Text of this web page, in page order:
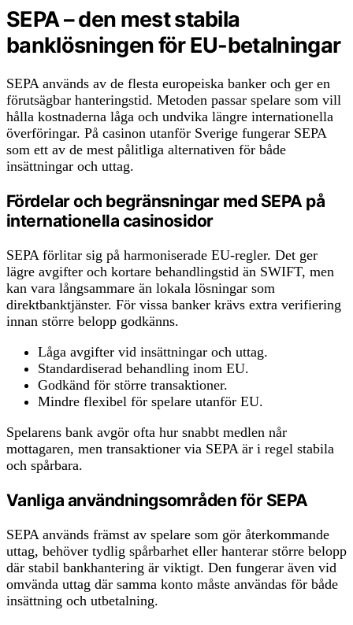
SEPA – den mest stabila
banklösningen för EU-betalningar
SEPA används av de flesta europeiska banker och ger en
förutsägbar hanteringstid. Metoden passar spelare som vill
hålla kostnaderna låga och undvika längre internationella
överföringar. På casinon utanför Sverige fungerar SEPA
som ett av de mest pålitliga alternativen för både
insättningar och uttag.
Fördelar och begränsningar med SEPA på
internationella casinosidor
SEPA förlitar sig på harmoniserade EU-regler. Det ger
lägre avgifter och kortare behandlingstid än SWIFT, men
kan vara långsammare än lokala lösningar som
direktbanktjänster. För vissa banker krävs extra verifiering
innan större belopp godkänns.
Låga avgifter vid insättningar och uttag.
Standardiserad behandling inom EU.
Godkänd för större transaktioner.
Mindre flexibel för spelare utanför EU.
Spelarens bank avgör ofta hur snabbt medlen når
mottagaren, men transaktioner via SEPA är i regel stabila
och spårbara.
Vanliga användningsområden för SEPA
SEPA används främst av spelare som gör återkommande
uttag, behöver tydlig spårbarhet eller hanterar större belopp
där stabil bankhantering är viktigt. Den fungerar även vid
omvända uttag där samma konto måste användas för både
insättning och utbetalning.